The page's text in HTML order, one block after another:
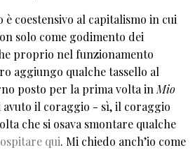
coestensivo al capitalismo in cui
solo come godimento dei
proprio nel funzionamento
aggiungo qualche tassello al
posto per la prima volta in Mio
avuto il coraggio - sì, il coraggio
che si osava smontare qualche
ospitare qui. Mi chiedo anch’io come